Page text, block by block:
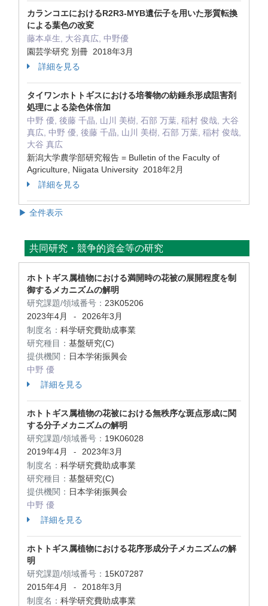
カランコエにおけるR2R3‐MYB遺伝子を用いた形質転換
による葉色の改変
藤本卓生, 大谷真広, 中野優
園芸学研究 別冊 2018年3月
詳細を見る
タイワンホトトギスにおける培養物の紡錘糸形成阻害剤
処理による染色体倍加
中野 優, 後藤 千晶, 山川 美樹, 石部 万葉, 稲村 俊哉, 大谷
真広, 中野 優, 後藤 千晶, 山川 美樹, 石部 万葉, 稲村 俊哉,
大谷 真広
新潟大学農学部研究報告 = Bulletin of the Faculty of
Agriculture, Niigata University 2018年2月
詳細を見る
▶ 全件表示
共同研究・競争的資金等の研究
ホトトギス属植物における満開時の花被の展開程度を制
御するメカニズムの解明
研究課題/領域番号： 23K05206
2023年4月
-
2026年3月
制度名： 科学研究費助成事業
研究種目： 基盤研究(C)
提供機関： 日本学術振興会
中野 優
詳細を見る
ホトトギス属植物の花被における無秩序な斑点形成に関
する分子メカニズムの解明
研究課題/領域番号： 19K06028
2019年4月
-
2023年3月
制度名： 科学研究費助成事業
研究種目： 基盤研究(C)
提供機関： 日本学術振興会
中野 優
詳細を見る
ホトトギス属植物における花序形成分子メカニズムの解
明
研究課題/領域番号： 15K07287
2015年4月
-
2018年3月
制度名： 科学研究費助成事業